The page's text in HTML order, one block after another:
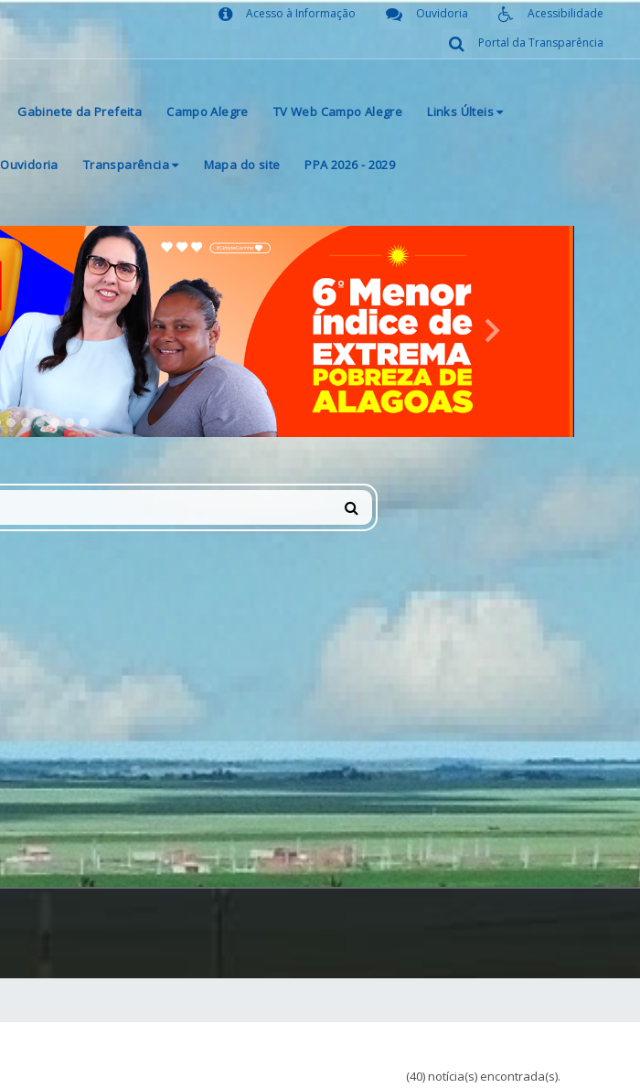
Acessibilidade
Ouvidoria
Acesso à Informação
Portal da Transparência
Gabinete da Prefeita Campo Alegre TV Web Campo Alegre Links Últeis
Ouvidoria Transparência Mapa do site PPA 2026 - 2029
Next
(40) notícia(s) encontrada(s).